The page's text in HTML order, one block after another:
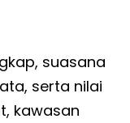
suasana
serta nilai
kawasan